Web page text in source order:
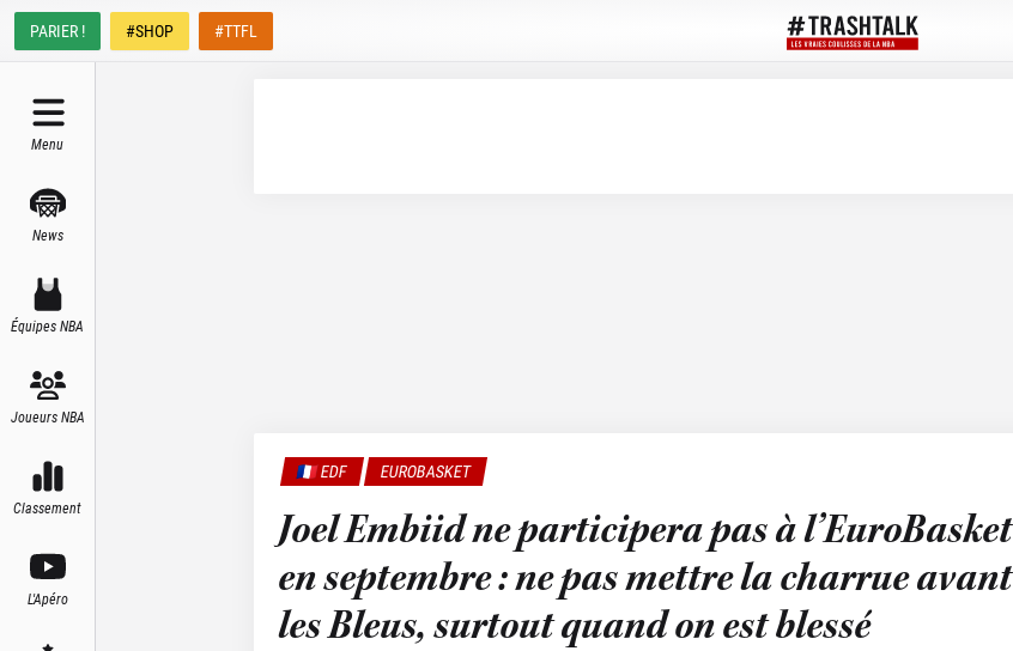
PARIER ! #SHOP #TTFL
Menu
News
Équipes NBA
Joueurs NBA
Classement
L'Apéro
🇫🇷 EDF EUROBASKET
Joel Embiid ne participera pas à l’EuroBasket
en septembre : ne pas mettre la charrue avant
les Bleus, surtout quand on est blessé